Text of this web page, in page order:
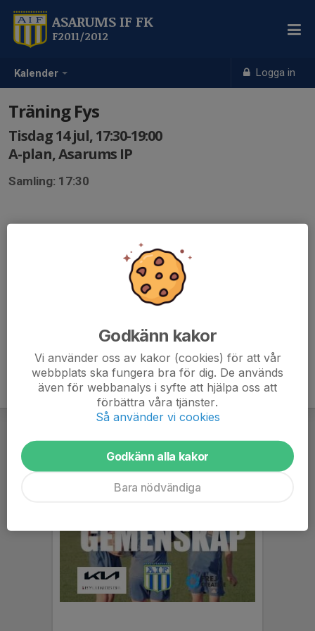
Kalender Logga in
ASARUMS IF FK
F2011/2012
Träning Fys
Tisdag 14 jul, 17:30-19:00
A-plan, Asarums IP
Samling: 17:30
Godkänn kakor
Vi använder oss av kakor (cookies) för att vår
webbplats ska fungera bra för dig. De används
även för webbanalys i syfte att hjälpa oss att
förbättra våra tjänster.
Så använder vi cookies
Godkänn alla kakor
Bara nödvändiga